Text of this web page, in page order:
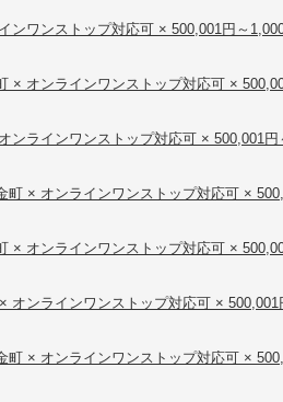
ンワンストップ対応可 × 500,001円～
× オンラインワンストップ対応可 ×
ンラインワンストップ対応可 × 500,001円
町 × オンラインワンストップ対応可 ×
× オンラインワンストップ対応可 ×
オンラインワンストップ対応可 × 500,001
町 × オンラインワンストップ対応可 ×